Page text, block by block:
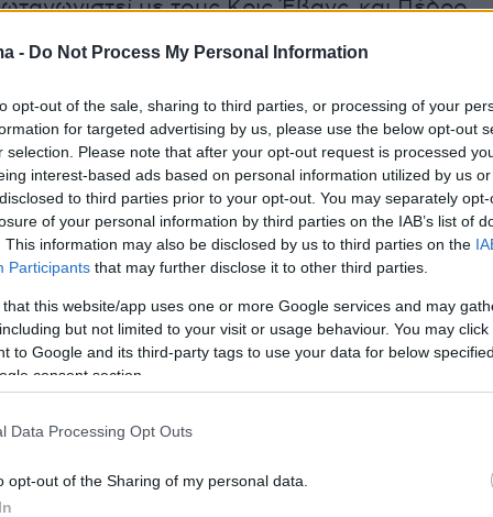
- Do Not Process My Personal Information
opt-out of the sale, sharing to third parties, or processing of your
for targeted advertising by us, please use the below opt-out
selection. Please note that after your opt-out request is processed
interest-based ads based on personal information utilized by us
to third parties prior to your opt-out. You may separately
of your personal information by third parties on the IAB’s list of
This information may also be disclosed by us to third parties on the
Participants that may further disclose it to other third parties.
that this website/app uses one or more Google services and may
but not limited to your visit or usage behaviour. You may
to Google and its third-party tags to use your data for below
consent section.
Data Processing Opt Outs
opt-out of the Sharing of my personal data.
με τους Κρις Έβανς και Πέδρο
δεύτερη ταινία είναι το «Splitsville» του
Κοβίνο, μια παραγωγή που έκανε αίσθηση
Σε αυτή την ταινία, η Τζόνσον δεν
μόνο στον ρόλο της ηθοποιού, αλλά έχει
την παραγωγή μέσω της εταιρείας της,
Έχοντας συμμετοχή σε μια ευρεία γκάμα
και παραγωγός, μοιράστηκε
για το τι αποτελεί επιτυχία στον
σήμερα.
Gets Karlovy Vary Award and Love, Calls
“Probably the Best Filmmaker of Our Time”